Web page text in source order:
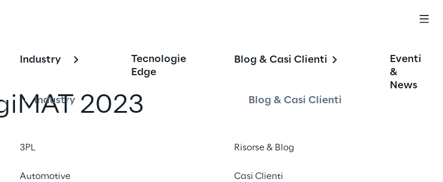
Industry
Industry
3PL
Automotive
Tecnologie
Edge
Blog & Casi Clienti
Blog & Casi Clienti
Risorse & Blog
Casi Clienti
Eventi
&
News
2023